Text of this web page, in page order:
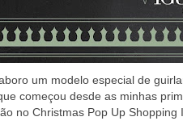
um modelo especial de
começou desde as minhas
no Christmas Pop Up Shopping